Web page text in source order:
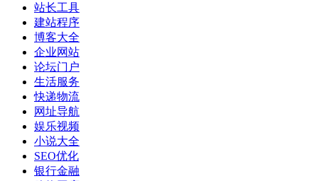
站长工具
建站程序
博客大全
企业网站
论坛门户
生活服务
快递物流
网址导航
娱乐视频
小说大全
SEO优化
银行金融